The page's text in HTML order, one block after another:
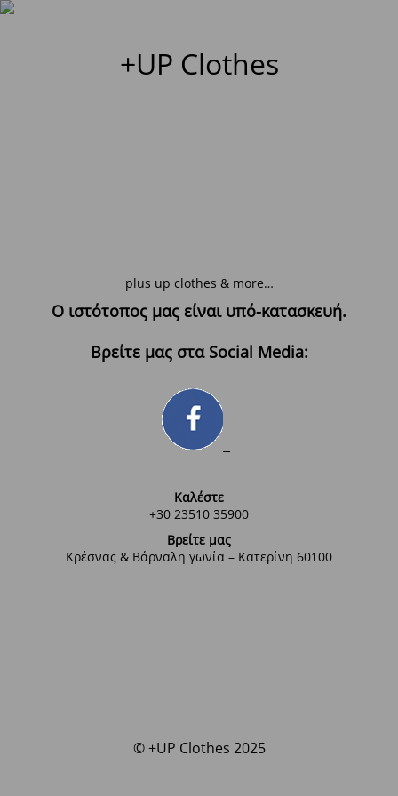
+UP Clothes
plus up clothes & more…
Ο ιστότοπος μας είναι υπό-κατασκευή.
Βρείτε μας στα Social Media:
Καλέστε
+30 23510 35900
Βρείτε μας
Κρέσνας & Βάρναλη γωνία – Κατερίνη 60100
© +UP Clothes 2025